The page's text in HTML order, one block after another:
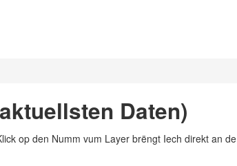
Daten)
op den Numm vum Layer brëngt Iech direkt an de